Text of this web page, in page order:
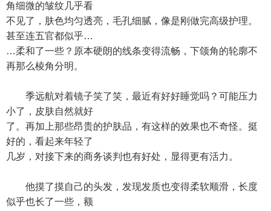
角细微的皱纹几乎看
不见了，肤色均匀透亮，毛孔细腻，像是刚做完高级护理。
甚至连五官都似乎…
…柔和了一些？原本硬朗的线条变得流畅，下颌角的轮廓不
再那么棱角分明。
季远航对着镜子笑了笑，最近有好好睡觉吗？可能压力
小了，皮肤自然就好
了。再加上那些昂贵的护肤品，有这样的效果也不奇怪。挺
好的，看起来年轻了
几岁，对接下来的商务谈判也有好处，显得更有活力。
他摸了摸自己的头发，发现发质也变得柔软顺滑，长度
似乎也长了一些，额